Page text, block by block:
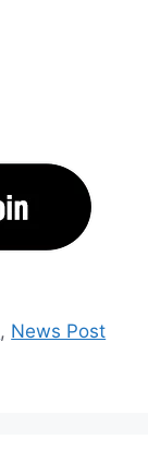
, News Post